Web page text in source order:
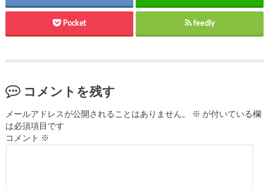
Pocket feedly
コメントを残す
メールアドレスが公開されることはありません。 ※ が付いている欄
は必須項目です
コメント ※